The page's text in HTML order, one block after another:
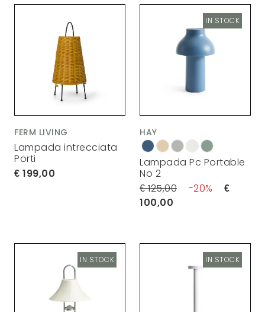
FERM LIVING
Lampada intrecciata
Porti
199,00
HAY
Lampada Pc Portable
No 2
125,00
20
100,00
IN STOCK
IN STOCK IN STOCK